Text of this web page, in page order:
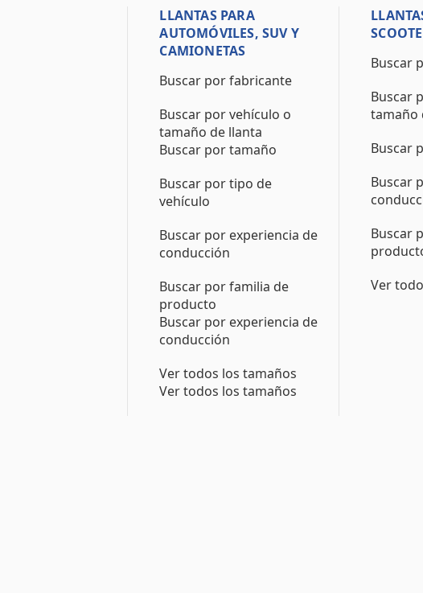
LLANTAS PARA
AUTOMÓVILES, SUV Y
CAMIONETAS
Buscar por fabricante
Buscar por vehículo o
tamaño de llanta
Buscar por tamaño
Buscar por tipo de
vehículo
Buscar por experiencia de
conducción
Buscar por familia de
producto
Buscar por experiencia de
conducción
Ver todos los tamaños
Ver todos los tamaños
Buscar
Buscar
tamaño
Buscar
Buscar
Buscar
Ver